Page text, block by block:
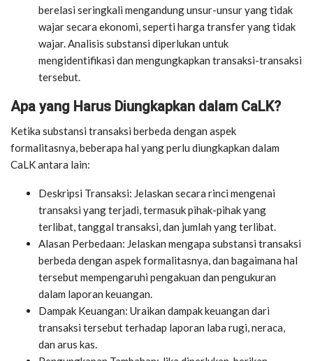
berelasi seringkali mengandung unsur-unsur yang tidak
wajar secara ekonomi, seperti harga transfer yang tidak
wajar. Analisis substansi diperlukan untuk
mengidentifikasi dan mengungkapkan transaksi-transaksi
tersebut.
Apa yang Harus Diungkapkan dalam CaLK?
Ketika substansi transaksi berbeda dengan aspek
formalitasnya, beberapa hal yang perlu diungkapkan dalam
CaLK antara lain:
Deskripsi Transaksi: Jelaskan secara rinci mengenai
transaksi yang terjadi, termasuk pihak-pihak yang
terlibat, tanggal transaksi, dan jumlah yang terlibat.
Alasan Perbedaan: Jelaskan mengapa substansi transaksi
berbeda dengan aspek formalitasnya, dan bagaimana hal
tersebut mempengaruhi pengakuan dan pengukuran
dalam laporan keuangan.
Dampak Keuangan: Uraikan dampak keuangan dari
transaksi tersebut terhadap laporan laba rugi, neraca,
dan arus kas.